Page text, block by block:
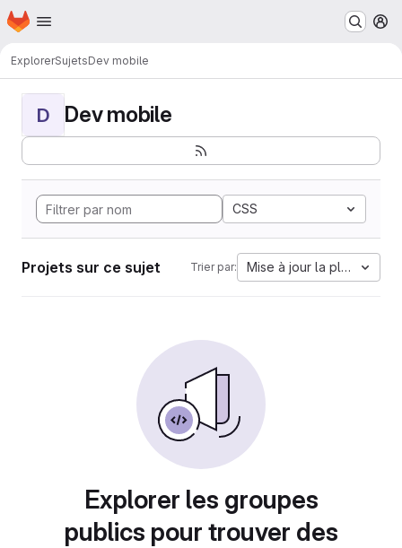
Passer au contenu principal
Page d'accueil
ExplorerSujetsDev mobile
D Dev mobile
CSS
Projets sur ce sujet Trier par: Mise à jour la plus
Explorer les groupes
publics pour trouver des